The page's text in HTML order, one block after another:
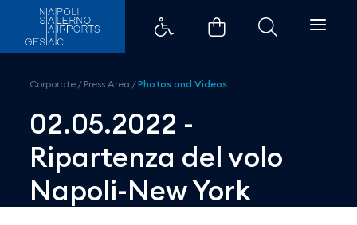
02.05.2022 - Ripartenza del
Corporate / Press Area /Photos and Videos
02.05.2022 -
Ripartenza del volo
Napoli-New York